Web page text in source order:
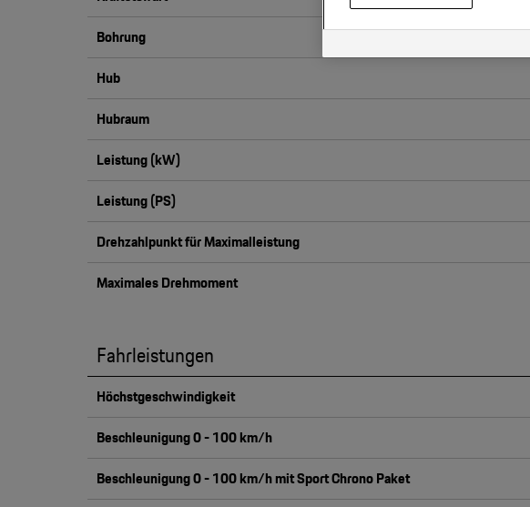
Bohrung
Hub
Hubraum
Leistung (kW)
Leistung (PS)
Drehzahlpunkt für Maximalleistung
Maximales Drehmoment
Fahrleistungen
Höchstgeschwindigkeit
Beschleunigung 0 - 100 km/h
Beschleunigung 0 - 100 km/h mit Sport Chrono Paket